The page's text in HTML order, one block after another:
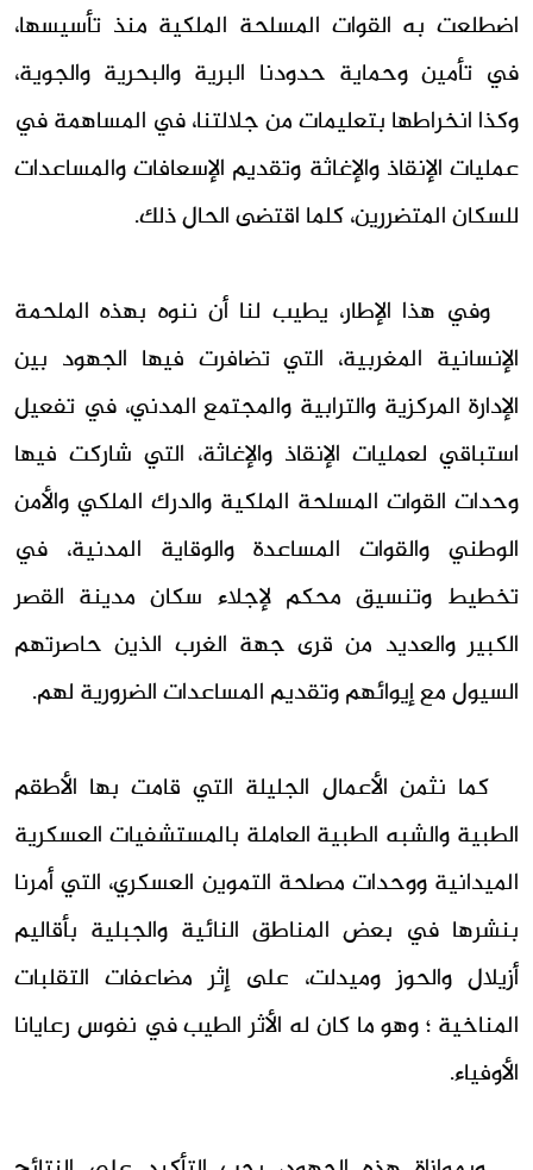
اضطلعت به القوات المسلحة الملكية منذ تأسيسها،
في تأمين وحماية حدودنا البرية والبحرية والجوية،
وكذا انخراطها بتعليمات من جلالتنا، في المساهمة في
عمليات الإنقاذ والإغاثة وتقديم الإسعافات والمساعدات
للسكان المتضررين، كلما اقتضى الحال ذلك.
وفي هذا الإطار، يطيب لنا أن ننوه بهذه الملحمة
الإنسانية المغربية، التي تضافرت فيها الجهود بين
الإدارة المركزية والترابية والمجتمع المدني، في تفعيل
استباقي لعمليات الإنقاذ والإغاثة، التي شاركت فيها
وحدات القوات المسلحة الملكية والدرك الملكي والأمن
الوطني والقوات المساعدة والوقاية المدنية، في
تخطيط وتنسيق محكم لإجلاء سكان مدينة القصر
الكبير والعديد من قرى جهة الغرب الذين حاصرتهم
السيول مع إيوائهم وتقديم المساعدات الضرورية لهم.
كما نثمن الأعمال الجليلة التي قامت بها الأطقم
الطبية والشبه الطبية العاملة بالمستشفيات العسكرية
الميدانية ووحدات مصلحة التموين العسكري، التي أمرنا
بنشرها في بعض المناطق النائية والجبلية بأقاليم
أزيلال والحوز وميدلت، على إثر مضاعفات التقلبات
المناخية ؛ وهو ما كان له الأثر الطيب في نفوس رعايانا
الأوفياء.